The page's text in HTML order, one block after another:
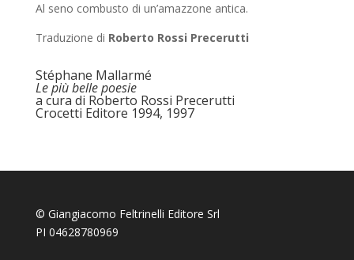
Al seno combusto di un’amazzone antica.
Traduzione di Roberto Rossi Precerutti
Stéphane Mallarmé
Le più belle poesie
a cura di Roberto Rossi Precerutti
Crocetti Editore 1994, 1997
© Giangiacomo Feltrinelli Editore Srl
PI 04628780969